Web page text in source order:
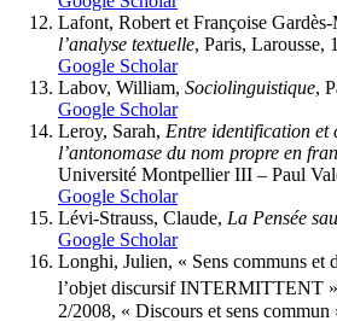
Lafont, Robert et Françoise Gardès-
l’analyse textuelle, Paris, Larousse,
Google Scholar
Labov, William, Sociolinguistique,
Google Scholar
Leroy, Sarah, Entre identification et
l’antonomase du nom propre en
Université Montpellier III – Paul
Google Scholar
Lévi-Strauss, Claude, La Pensée
Google Scholar
Longhi, Julien, « Sens communs et
l’objet discursif INTERMITTENT
2/2008, « Discours et sens